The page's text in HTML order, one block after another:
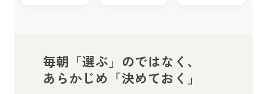
毎朝「選ぶ」のではなく、
あらかじめ「決めておく」